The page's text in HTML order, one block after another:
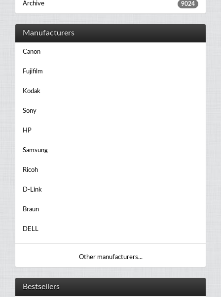
Archive 9024
Manufacturers
Canon
Fujifilm
Kodak
Sony
HP
Samsung
Ricoh
D-Link
Braun
DELL
Other manufacturers...
Bestsellers